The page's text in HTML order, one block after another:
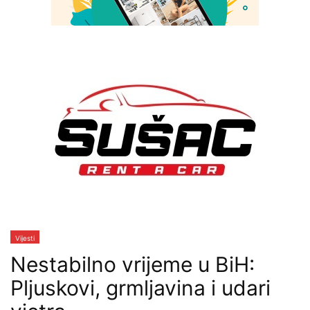
Vijesti
Nestabilno vrijeme u BiH:
Pljuskovi, grmljavina i udari